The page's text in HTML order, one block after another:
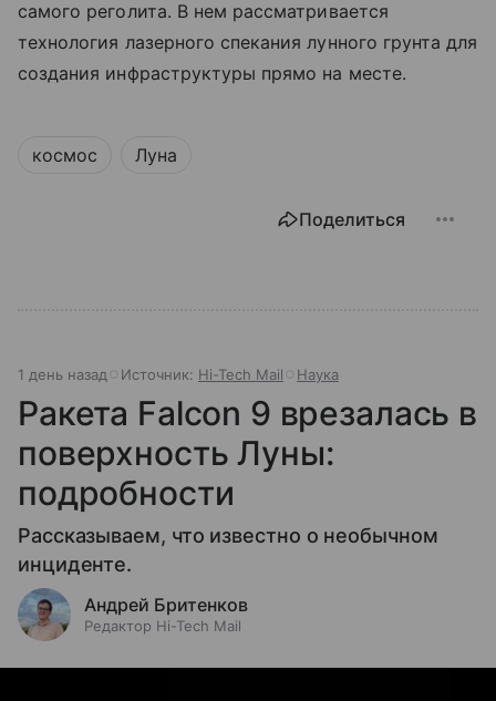
самого реголита. В нем рассматривается
технология лазерного спекания лунного грунта для
создания инфраструктуры прямо на месте.
космос Луна
Поделиться
1 день назад Источник: Hi-Tech Mail Наука
Ракета Falcon 9 врезалась в
поверхность Луны:
подробности
Рассказываем, что известно о необычном
инциденте.
Андрей Бритенков
Редактор Hi-Tech Mail